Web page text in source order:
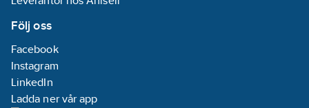
Följ oss
Facebook
Instagram
LinkedIn
Ladda ner vår app